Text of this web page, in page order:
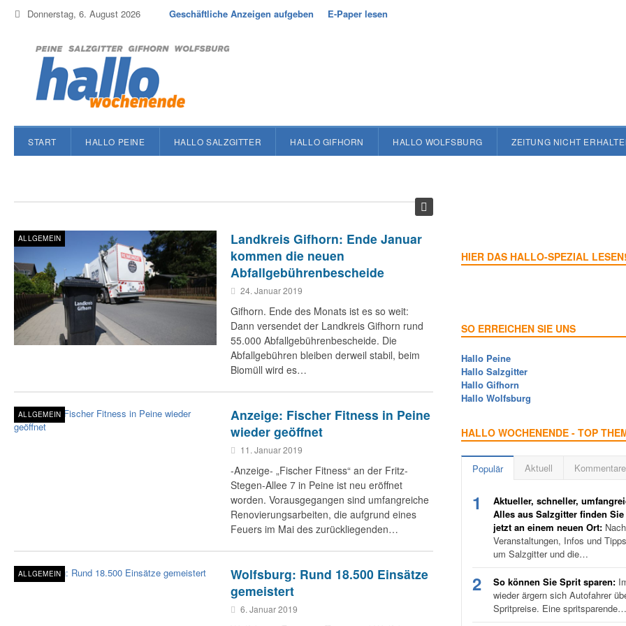
Donnerstag, 6. August 2026 Geschäftliche Anzeigen aufgeben E-Paper lesen
START HALLO PEINE HALLO SALZGITTER HALLO GIFHORN HALLO WOLFSBURG ZEITUNG NICHT
ALLGEMEIN
Landkreis Gifhorn: Ende Januar
kommen die neuen
Abfallgebührenbescheide
24. Januar 2019
Gifhorn. Ende des Monats ist es so weit:
Dann versendet der Landkreis Gifhorn rund
55.000 Abfallgebührenbescheide. Die
Abfallgebühren bleiben derweil stabil, beim
Biomüll wird es…
ALLGEMEIN
Anzeige: Fischer Fitness in Peine
wieder geöffnet
11. Januar 2019
-Anzeige- „Fischer Fitness“ an der Fritz-
Stegen-Allee 7 in Peine ist neu eröffnet
worden. Vorausgegangen sind umfangreiche
Renovierungsarbeiten, die aufgrund eines
Feuers im Mai des zurückliegenden…
ALLGEMEIN
Wolfsburg: Rund 18.500 Einsätze
gemeistert
6. Januar 2019
HIER DAS HALLO-SPEZIAL LESEN!
SO ERREICHEN SIE UNS
Hallo Peine
Hallo Salzgitter
Hallo Gifhorn
Hallo Wolfsburg
HALLO WOCHENENDE - TOP
Populär Aktuell Kommentare
1
Aktueller, schneller,
Alles aus Salzgitter finden
jetzt an einem neuen Ort:
Veranstaltungen, Infos und
um Salzgitter und die…
2 So können Sie Sprit sparen:
wieder ärgern sich Autofahrer
Spritpreise. Eine spritsparende…